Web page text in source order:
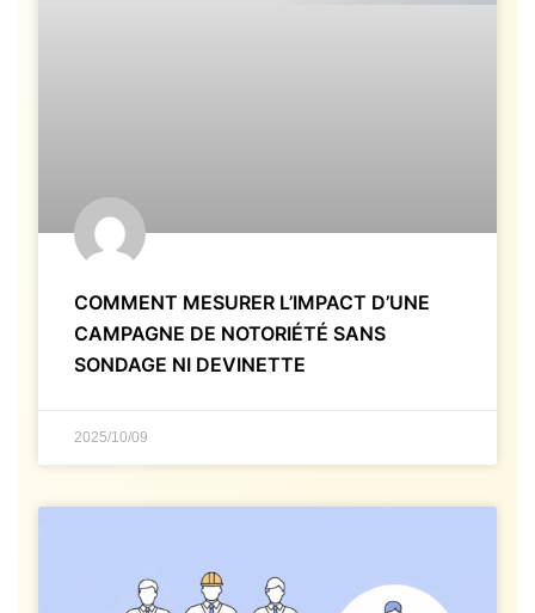
COMMENT MESURER L’IMPACT D’UNE
CAMPAGNE DE NOTORIÉTÉ SANS
SONDAGE NI DEVINETTE
2025/10/09